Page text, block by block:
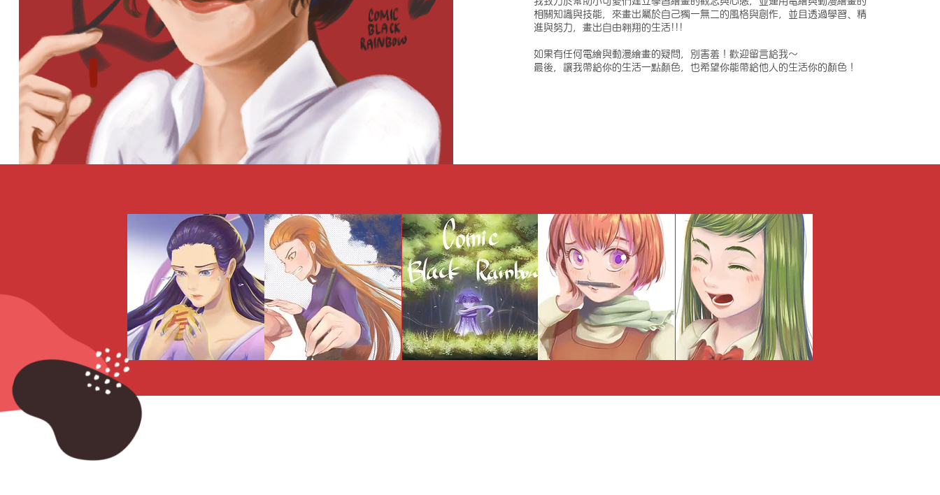
相關知識與技能，來畫出屬於自己獨一無二的風格與創作，並且透過學習、精
進與努力，畫出自由翱翔的生活!!!
如果有任何電繪與動漫繪畫的疑問，別害羞！歡迎留言給我～
最後，讓我帶給你的生活一點顏色，也希望你能帶給他人的生活你的顏色！